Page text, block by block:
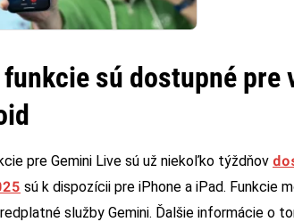
funkcie sú dostupné
pre Gemini Live sú už niekoľko týždňov
sú k dispozícii pre iPhone a iPad. Funkcie
služby Gemini. Ďalšie informácie o